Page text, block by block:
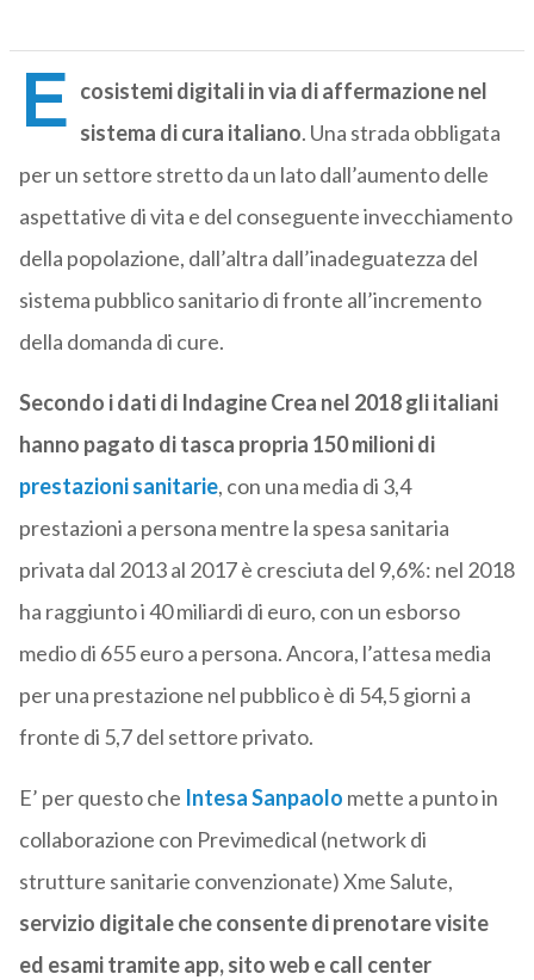
E cosistemi digitali in via di affermazione nel
sistema di cura italiano. Una strada obbligata
per un settore stretto da un lato dall’aumento delle
aspettative di vita e del conseguente invecchiamento
della popolazione, dall’altra dall’inadeguatezza del
sistema pubblico sanitario di fronte all’incremento
della domanda di cure.
Secondo i dati di Indagine Crea nel 2018 gli italiani
hanno pagato di tasca propria 150 milioni di
prestazioni sanitarie, con una media di 3,4
prestazioni a persona mentre la spesa sanitaria
privata dal 2013 al 2017 è cresciuta del 9,6%: nel 2018
ha raggiunto i 40 miliardi di euro, con un esborso
medio di 655 euro a persona. Ancora, l’attesa media
per una prestazione nel pubblico è di 54,5 giorni a
fronte di 5,7 del settore privato.
E’ per questo che Intesa Sanpaolo mette a punto in
collaborazione con Previmedical (network di
strutture sanitarie convenzionate) Xme Salute,
servizio digitale che consente di prenotare visite
ed esami tramite app, sito web e call center